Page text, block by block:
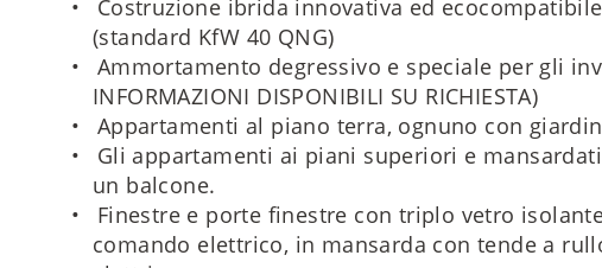
Costruzione ibrida innovativa ed
(standard KfW 40 QNG)
Ammortamento degressivo e speciale per gli
INFORMAZIONI DISPONIBILI SU RICHIESTA)
Appartamenti al piano terra, ognuno con
Gli appartamenti ai piani superiori e
un balcone.
Finestre e porte finestre con triplo vetro
comando elettrico, in mansarda con tende a